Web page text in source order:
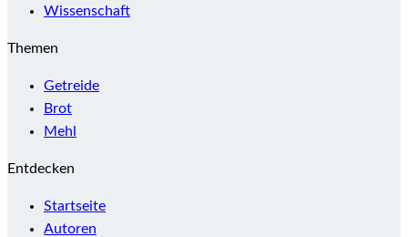
Wissenschaft
Themen
Getreide
Brot
Mehl
Entdecken
Startseite
Autoren